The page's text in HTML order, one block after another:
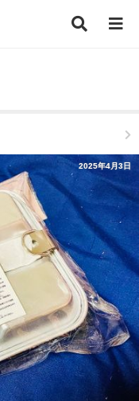
2025年4月3日